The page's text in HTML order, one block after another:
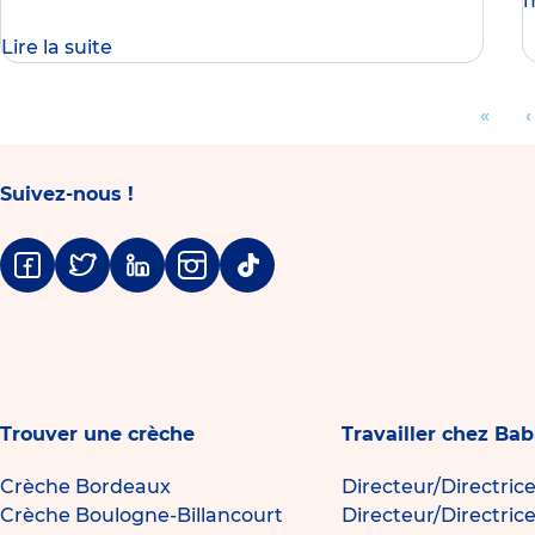
Lire la suite
Aller
« ‹
Suivez-nous !
Facebook
TwitterLinkedinInstagram
Tiktok
Trouver une crèche
Crèche Bordeaux
Crèche Boulogne-Billancourt
Travailler chez
Directeur/
Directeur/